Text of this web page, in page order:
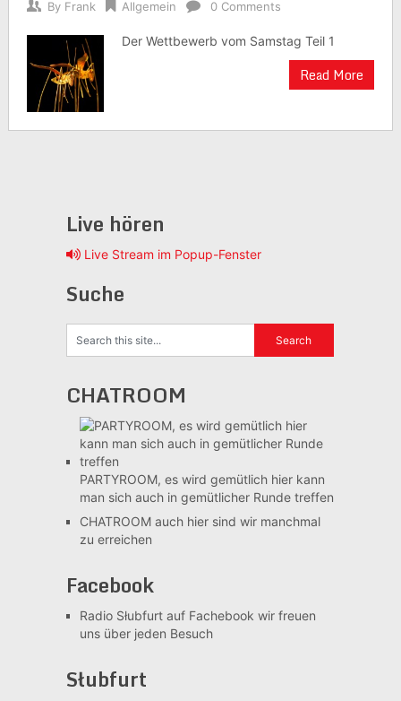
By Frank Allgemein 0 Comments
Der Wettbewerb vom Samstag Teil 1
Read More
Live hören
Live Stream im Popup-Fenster
Suche
CHATROOM
PARTYROOM, es wird gemütlichhier kann
man sich auch in gemütlicher Runde treffen
CHATROOMauch hier sind wir manchmal
zu erreichen
Facebook
Radio Słubfurt auf Fachebook wir freuen
uns über jeden Besuch
Słubfurt